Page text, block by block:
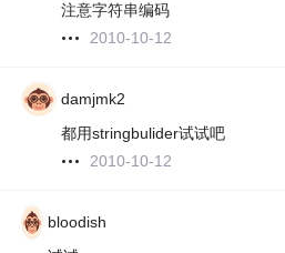
注意字符串编码
2010-10-12
damjmk2
都用stringbulider试试吧
2010-10-12
bloodish